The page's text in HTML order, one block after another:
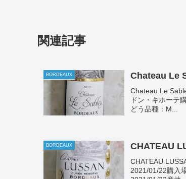
関連記事
BORDEAUX Chateau Le
Chateau Le
ドン・キホー
どう品種：M...
BORDEAUX CHATEAU
CHATEAU
2021/01/22購